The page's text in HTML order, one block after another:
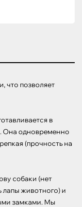
что позволяет
в
Она одновременно
(прочность на
собаки (нет
лапы животного) и
замками. Мы